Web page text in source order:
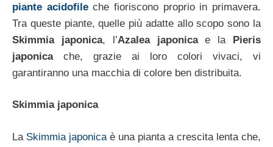
piante acidofileche fioriscono proprio in primavera.
Tra queste piante, quelle più adatte allo scopo sono la
Skimmia japonica, l’Azalea japonicae la Pieris
japonicache, grazie ai loro colori vivaci, vi
garantiranno una macchia di colore ben distribuita.
Skimmia japonica
La Skimmia japonicaè una pianta a crescita lenta che,